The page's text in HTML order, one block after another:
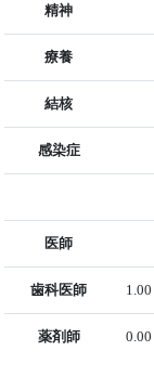
精神
療養
結核
感染症
医師
歯科医師 1.00
薬剤師